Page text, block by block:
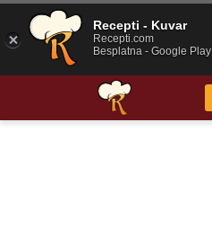
Recepti - Kuvar
Recepti.com
Besplatna - Google Play